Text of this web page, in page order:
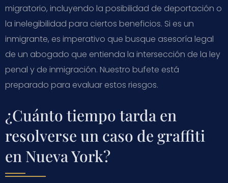
migratorio, incluyendo la posibilidad de deportación o
la inelegibilidad para ciertos beneficios. Si es un
inmigrante, es imperativo que busque asesoría legal
de un abogado que entienda la intersección de la ley
penal y de inmigración. Nuestro bufete está
preparado para evaluar estos riesgos.
¿Cuánto tiempo tarda en
resolverse un caso de graffiti
en Nueva York?